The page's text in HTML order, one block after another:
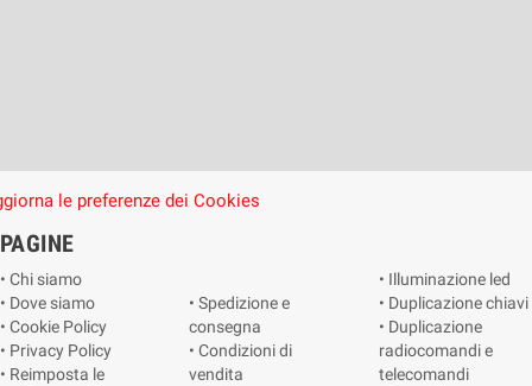
le preferenze dei Cookies
PAGINE
• Chi siamo
• Dove siamo
• Cookie Policy
• Privacy Policy
• Reimposta le
• Spedizione e
consegna
• Condizioni di
vendita
• Illuminazione led
• Duplicazione chiavi
• Duplicazione
radiocomandi e
telecomandi